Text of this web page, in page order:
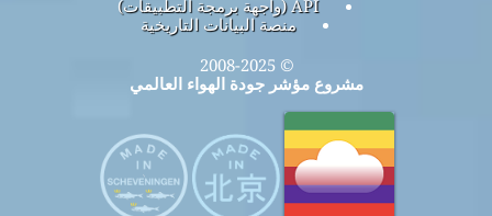
API (واجهة برمجة التطبيقات)
منصة البيانات التاريخية
© 2008-2025
مشروع مؤشر جودة الهواء العالمي